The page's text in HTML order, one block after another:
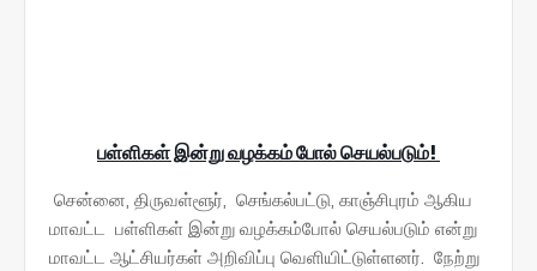
பள்ளிகள் இன்று வழக்கம் போல் செயல்படும்!
சென்னை, திருவள்ளூர், செங்கல்பட்டு, காஞ்சிபுரம் ஆகிய
மாவட்ட பள்ளிகள் இன்று வழக்கம்போல் செயல்படும் என்று
மாவட்ட ஆட்சியர்கள் அறிவிப்பு வெளியிட்டுள்ளனர். நேற்று